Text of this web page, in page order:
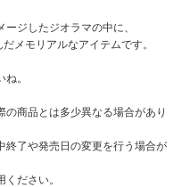
ジしたジオラマの中に、
メモリアルなアイテムです。
。
商品とは多少異なる場合があり
了や発売日の変更を行う場合が
ださい。